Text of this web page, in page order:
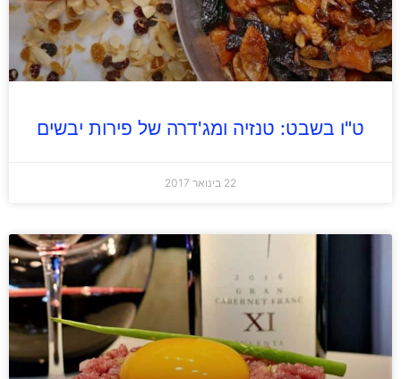
ט"ו בשבט: טנזיה ומג'דרה של פירות יבשים
22 בינואר 2017